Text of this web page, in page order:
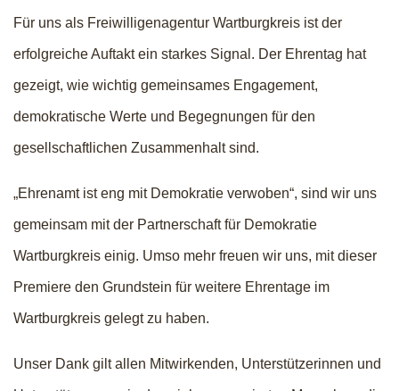
Für uns als Freiwilligenagentur Wartburgkreis ist der
erfolgreiche Auftakt ein starkes Signal. Der Ehrentag hat
gezeigt, wie wichtig gemeinsames Engagement,
demokratische Werte und Begegnungen für den
gesellschaftlichen Zusammenhalt sind.
„Ehrenamt ist eng mit Demokratie verwoben“, sind wir uns
gemeinsam mit der Partnerschaft für Demokratie
Wartburgkreis einig. Umso mehr freuen wir uns, mit dieser
Premiere den Grundstein für weitere Ehrentage im
Wartburgkreis gelegt zu haben.
Unser Dank gilt allen Mitwirkenden, Unterstützerinnen und